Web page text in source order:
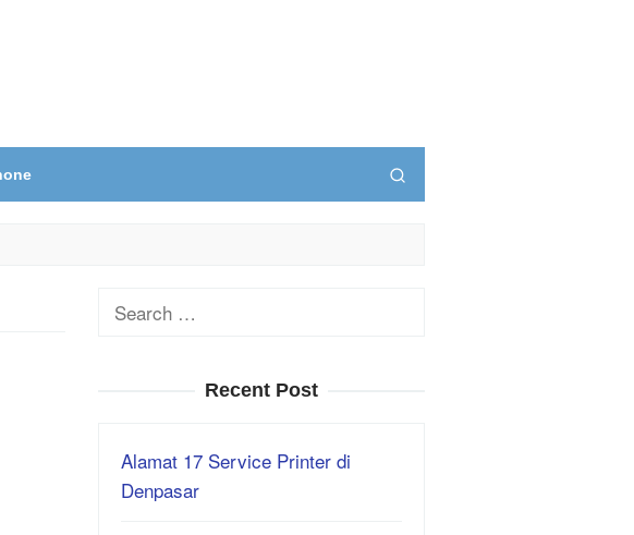
Search
Recent Post
Alamat 17 Service Printer di
Denpasar